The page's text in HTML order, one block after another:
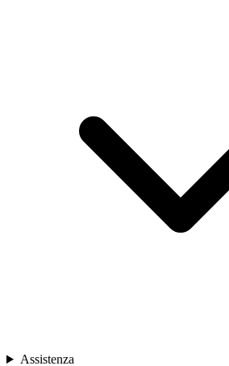
Assistenza